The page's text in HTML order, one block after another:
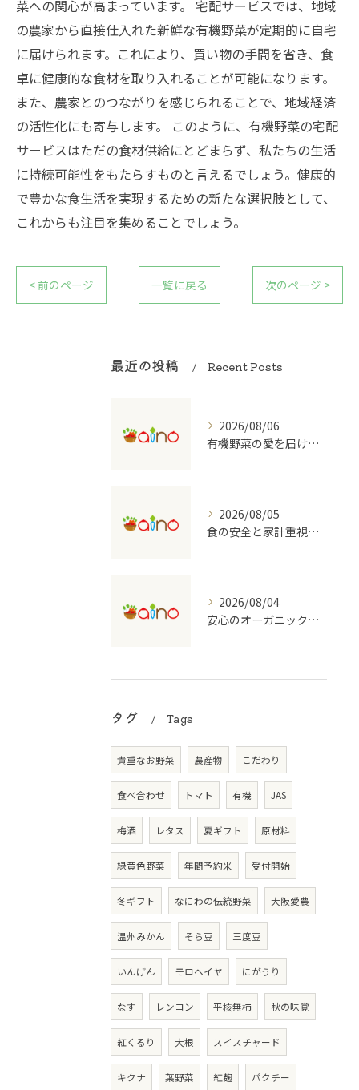
菜への関心が高まっています。 宅配サービスでは、地域
の農家から直接仕入れた新鮮な有機野菜が定期的に自宅
に届けられます。これにより、買い物の手間を省き、食
卓に健康的な食材を取り入れることが可能になります。
また、農家とのつながりを感じられることで、地域経済
の活性化にも寄与します。 このように、有機野菜の宅配
サービスはただの食材供給にとどまらず、私たちの生活
に持続可能性をもたらすものと言えるでしょう。健康的
で豊かな食生活を実現するための新たな選択肢として、
これからも注目を集めることでしょう。
< 前のページ 一覧に戻る 次のページ >
最近の投稿 Recent Posts
2026/08/06
有機野菜の愛を届ける宅配の魅力
2026/08/05
食の安全と家計重視の有機野菜宅配を大阪府で始めるコツ
2026/08/04
安心のオーガニック食品を支える宅配のしくみ
タグ Tags
貴重なお野菜 農産物 こだわり
食べ合わせ トマト 有機 JAS
梅酒 レタス 夏ギフト 原材料
緑黄色野菜 年間予約米 受付開始
冬ギフト なにわの伝統野菜 大阪愛農
温州みかん そら豆 三度豆
いんげん モロヘイヤ にがうり
なす レンコン 平核無柿 秋の味覚
紅くるり 大根 スイスチャード
キクナ 葉野菜 紅麹 パクチー